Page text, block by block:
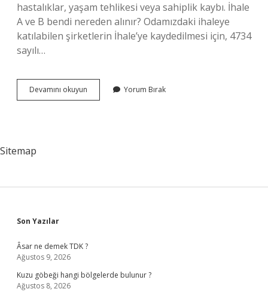
hastalıklar, yaşam tehlikesi veya sahiplik kaybı. İhale
A ve B bendi nereden alınır? Odamızdaki ihaleye
katılabilen şirketlerin İhale’ye kaydedilmesi için, 4734
sayılı…
Devamını okuyun
B
Yorum Bırak
Sitemap
Sidebar
Son Yazılar
Âsar ne demek TDK ?
Ağustos 9, 2026
Kuzu göbeği hangi bölgelerde bulunur ?
Ağustos 8, 2026